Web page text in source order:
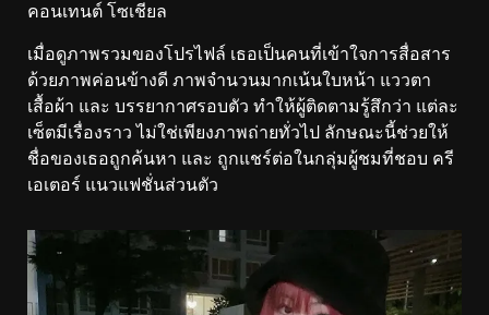
คอนเทนต์ โซเชียล
เมื่อดูภาพรวมของโปรไฟล์ เธอเป็นคนที่เข้าใจการสื่อสาร
ด้วยภาพค่อนข้างดี ภาพจำนวนมากเน้นใบหน้า แววตา
เสื้อผ้า และ บรรยากาศรอบตัว ทำให้ผู้ติดตามรู้สึกว่า แต่ละ
เซ็ตมีเรื่องราว ไม่ใช่เพียงภาพถ่ายทั่วไป ลักษณะนี้ช่วยให้
ชื่อของเธอถูกค้นหา และ ถูกแชร์ต่อในกลุ่มผู้ชมที่ชอบ ครี
เอเตอร์ แนวแฟชั่นส่วนตัว